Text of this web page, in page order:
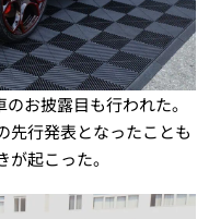
お披露目も行われた。
先行発表となったことも
起こった。